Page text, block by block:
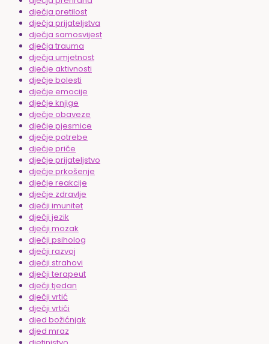
dječja pretilost
dječja prijateljstva
dječja samosvijest
dječja trauma
dječja umjetnost
dječje aktivnosti
dječje bolesti
dječje emocije
dječje knjige
dječje obaveze
dječje pjesmice
dječje potrebe
dječje priče
dječje prijateljstvo
dječje prkošenje
dječje reakcije
dječje zdravlje
dječji imunitet
dječji jezik
dječji mozak
dječji psiholog
dječji razvoj
dječji strahovi
dječji terapeut
dječji tjedan
dječji vrtić
dječji vrtići
djed božićnjak
djed mraz